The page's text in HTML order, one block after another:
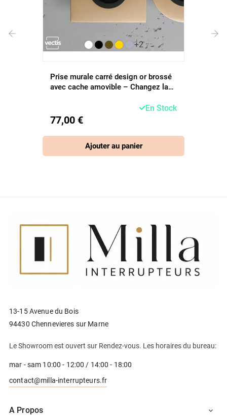
+2
Prise murale carré design or brossé
avec cache amovible – Changez la
77,00 €
En Stock
Ajouter au panier
13-15 Avenue du Bois
94430 Chennevieres sur Marne
Le Showroom est ouvert sur Rendez-vous. Les horaires du bureau:
mar - sam 10:00 - 12:00 / 14:00 - 18:00
contact@milla-interrupteurs.fr
A Propos 